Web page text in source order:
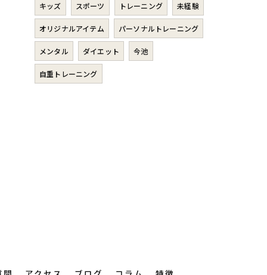
キッズ スポーツ トレーニング 未経験
オリジナルアイテム パーソナルトレーニング
メンタル ダイエット 今池
自重トレーニング